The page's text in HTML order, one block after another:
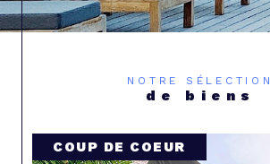
NOTRE SÉLECTION
de biens
COUP DE COEUR